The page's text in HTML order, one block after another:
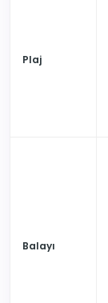
Plaj
Balayı